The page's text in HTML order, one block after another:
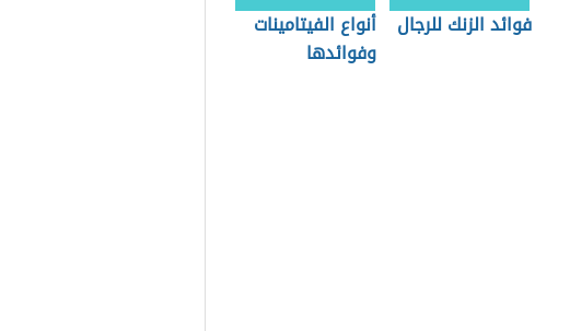
فوائد الزنك للرجال
أنواع الفيتامينات
وفوائدها